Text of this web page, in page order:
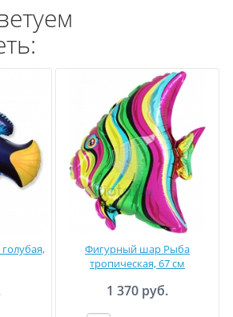
Фигурный шар Рыба
тропическая, 67 см
1 370 руб.